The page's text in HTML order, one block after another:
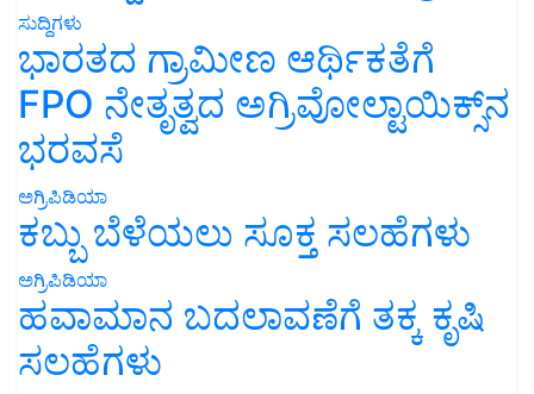
ಸುದ್ದಿಗಳು
ಭಾರತದ ಗ್ರಾಮೀಣ ಆರ್ಥಿಕತೆಗೆ
FPO ನೇತೃತ್ವದ ಅಗ್ರಿವೋಲ್ಟಾಯಿಕ್ಸ್‌ನ
ಭರವಸೆ
ಅಗ್ರಿಪಿಡಿಯಾ
ಕಬ್ಬು ಬೆಳೆಯಲು ಸೂಕ್ತ ಸಲಹೆಗಳು
ಅಗ್ರಿಪಿಡಿಯಾ
ಹವಾಮಾನ ಬದಲಾವಣೆಗೆ ತಕ್ಕ ಕೃಷಿ
ಸಲಹೆಗಳು